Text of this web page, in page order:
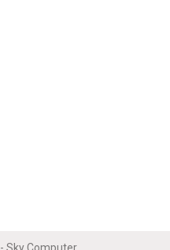
Sky Computer